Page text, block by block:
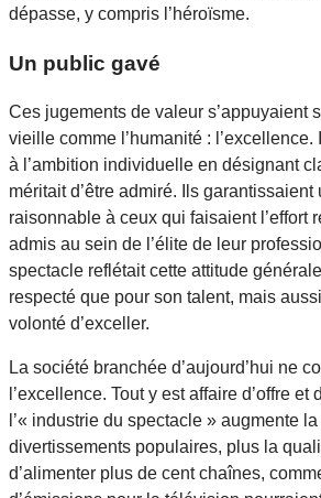
dépasse, y compris l’héroïsme.
Un public gavé
Ces jugements de valeur s’appuyaient
vieille comme l’humanité :
à l’ambition individuelle en désignant
méritait d’être admiré. Ils
raisonnable à ceux qui faisaient l’effort
admis au sein de l’élite de leur
spectacle reflétait cette attitude
respecté que pour son talent, mais
volonté d’exceller.
La société branchée d’aujourd’hui ne
l’excellence. Tout y est affaire d’offre
l’« industrie du spectacle » augmente
divertissements populaires, plus la
d’alimenter plus de cent chaînes,